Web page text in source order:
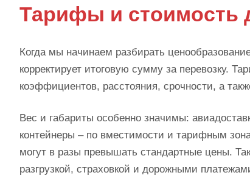
Тарифы и стоимость
Когда мы начинаем разбирать
корректирует итоговую сумму за перевозку.
коэффициентов, расстояния, срочности, а
Вес и габариты особенно значимы:
контейнеры – по вместимости и тарифным
могут в разы превышать стандартные цены.
разгрузкой, страховкой и дорожными